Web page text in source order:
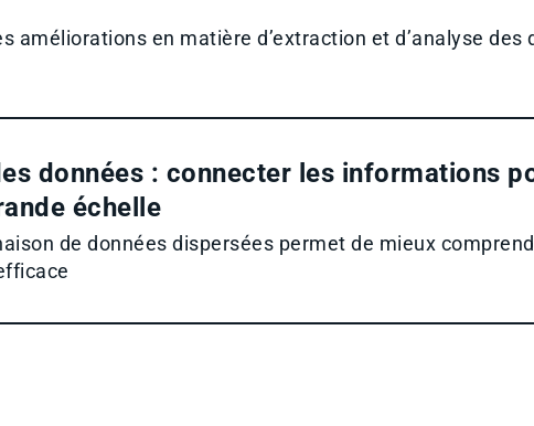
améliorations en matière d’extraction et d’analyse
données : connecter les informations
échelle
de données dispersées permet de mieux